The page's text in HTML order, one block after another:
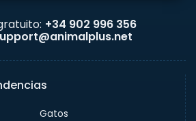
+34 902 996 356
Gatos